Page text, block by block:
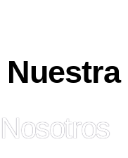
Nuestra
Nosotros